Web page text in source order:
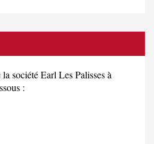
société Earl Les Palisses à
: